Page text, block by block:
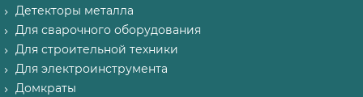
Детекторы металла
Для сварочного оборудования
Для строительной техники
Для электроинструмента
Домкраты